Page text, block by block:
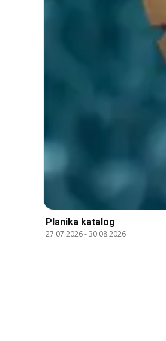
Planika katalog
27.07.2026-30.08.2026